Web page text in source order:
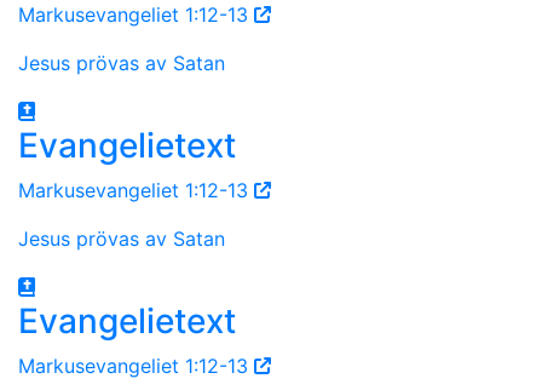
Markusevangeliet 1:12-13
Jesus prövas av Satan
Evangelietext
Markusevangeliet 1:12-13
Jesus prövas av Satan
Evangelietext
Markusevangeliet 1:12-13